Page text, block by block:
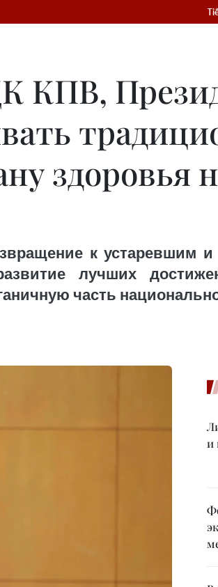
КПВ,
здоровья
к устаревшим
лучших
часть
и